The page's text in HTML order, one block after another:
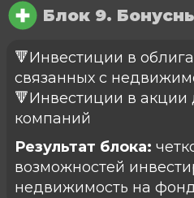
Блок 9.
🔻Инвестиции в
связанных с
🔻Инвестиции в акции
компаний
Результат блока:
возможностей
недвижимость на